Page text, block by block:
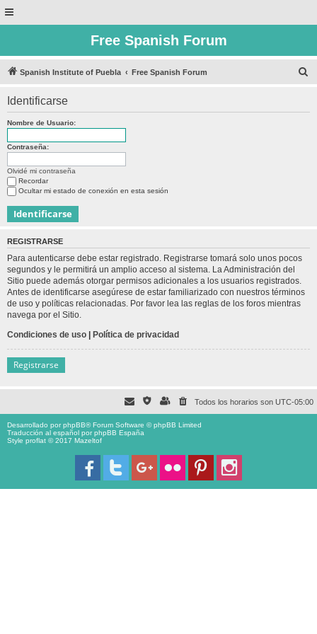
Free Spanish Forum
Spanish Institute of Puebla Free Spanish Forum
Identificarse
Nombre de Usuario:
Contraseña:
Olvidé mi contraseña
Recordar
Ocultar mi estado de conexión en esta sesión
REGISTRARSE
Para autenticarse debe estar registrado. Registrarse tomará solo unos pocos
segundos y le permitirá un amplio acceso al sistema. La Administración del
Sitio puede además otorgar permisos adicionales a los usuarios registrados.
Antes de identificarse asegúrese de estar familiarizado con nuestros términos
de uso y políticas relacionadas. Por favor lea las reglas de los foros mientras
navega por el Sitio.
Condiciones de uso | Política de privacidad
Registrarse
Todos los horarios son UTC-05:00
Desarrollado porphpBB® Forum Software © phpBB Limited
Traducción al español porphpBB España
Style proflat © 2017 Mazeltof